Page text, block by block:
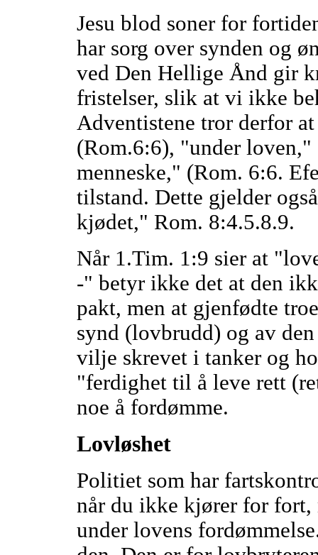
Jesu blod soner for
har sorg over synden og
ved Den Hellige Ånd gir
fristelser, slik at vi ikke
Adventistene tror derfor
(Rom.6:6), "under
menneske," (Rom. 6:6.
tilstand. Dette gjelder
kjødet," Rom. 8:4.5.8.9.
Når 1.Tim. 1:9 sier at
-" betyr ikke det at den
pakt, men at gjenfødte
synd (lovbrudd) og av
vilje skrevet i tanker og
"ferdighet til å leve rett
noe å fordømme.
Lovløshet
Politiet som har
når du ikke kjører for fort,
under lovens